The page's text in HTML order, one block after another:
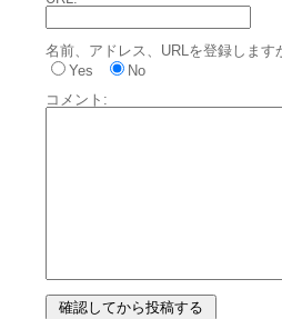
名前、アドレス、URLを登録します
Yes
No
コメント: